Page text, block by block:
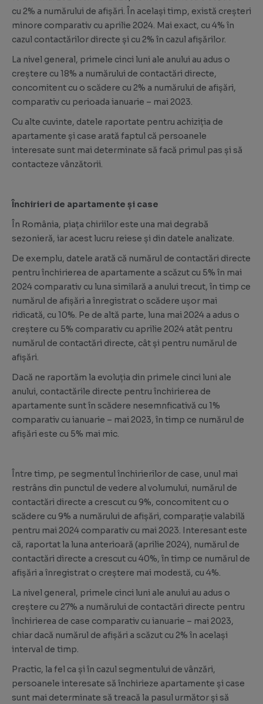
cu 2% a numărului de afișări. În același timp, există creșteri
minore comparativ cu aprilie 2024. Mai exact, cu 4% în
cazul contactărilor directe și cu 2% în cazul afișărilor.
La nivel general, primele cinci luni ale anului au adus o
creștere cu 18% a numărului de contactări directe,
concomitent cu o scădere cu 2% a numărului de afișări,
comparativ cu perioada ianuarie – mai 2023.
Cu alte cuvinte, datele raportate pentru achiziția de
apartamente și case arată faptul că persoanele
interesate sunt mai determinate să facă primul pas și să
contacteze vânzătorii.
Închirieri de apartamente și case
În România, piața chiriilor este una mai degrabă
sezonieră, iar acest lucru reiese și din datele analizate.
De exemplu, datele arată că numărul de contactări directe
pentru închirierea de apartamente a scăzut cu 5% în mai
2024 comparativ cu luna similară a anului trecut, în timp ce
numărul de afișări a înregistrat o scădere ușor mai
ridicată, cu 10%. Pe de altă parte, luna mai 2024 a adus o
creștere cu 5% comparativ cu aprilie 2024 atât pentru
numărul de contactări directe, cât și pentru numărul de
afișări.
Dacă ne raportăm la evoluția din primele cinci luni ale
anului, contactările directe pentru închirierea de
apartamente sunt în scădere nesemnficativă cu 1%
comparativ cu ianuarie – mai 2023, în timp ce numărul de
afișări este cu 5% mai mic.
Între timp, pe segmentul închirierilor de case, unul mai
restrâns din punctul de vedere al volumului, numărul de
contactări directe a crescut cu 9%, concomitent cu o
scădere cu 9% a numărului de afișări, comparație valabilă
pentru mai 2024 comparativ cu mai 2023. Interesant este
că, raportat la luna anterioară (aprilie 2024), numărul de
contactări directe a crescut cu 40%, în timp ce numărul de
afișări a înregistrat o creștere mai modestă, cu 4%.
La nivel general, primele cinci luni ale anului au adus o
creștere cu 27% a numărului de contactări directe pentru
închirierea de case comparativ cu ianuarie – mai 2023,
chiar dacă numărul de afișări a scăzut cu 2% în același
interval de timp.
Practic, la fel ca și în cazul segmentului de vânzări,
persoanele interesate să închirieze apartamente și case
sunt mai determinate să treacă la pasul următor și să